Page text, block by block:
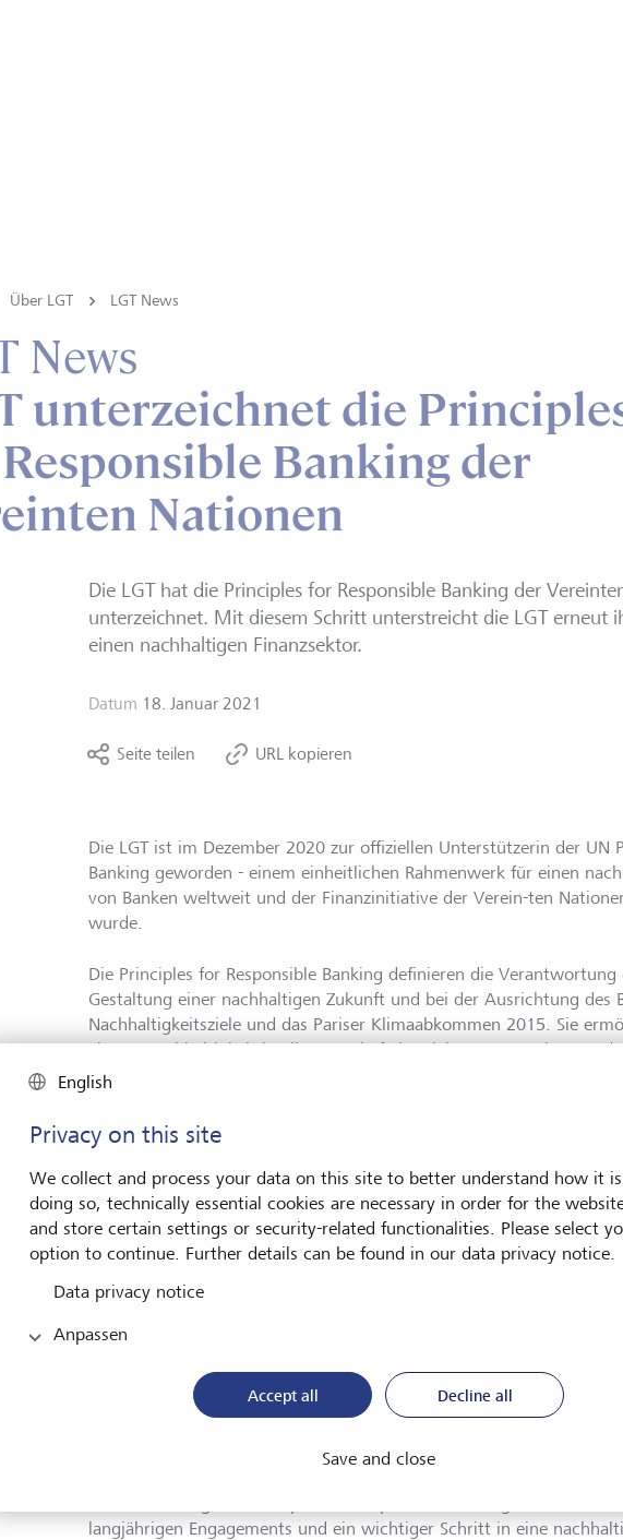
Über LGT LGT News
News
unterzeichnet die
Banking der
Nationen
Die LGT hat die Principles for Responsible Banking der
unterzeichnet. Mit diesem Schritt unterstreicht die LGT erneut
einen nachhaltigen Finanzsektor.
Datum 18. Januar 2021
Seite teilen URL kopieren
Die LGT ist im Dezember 2020 zur offiziellen Unterstützerin der UN
Banking geworden - einem einheitlichen Rahmenwerk für einen
von Banken weltweit und der Finanzinitiative der Verein-ten
wurde.
Die Principles for Responsible Banking definieren die Verantwortung
Gestaltung einer nachhaltigen Zukunft und bei der Ausrichtung des
Nachhaltigkeitsziele und das Pariser Klimaabkommen 2015. Sie
Thema Nachhaltigkeit in allen Geschäftsbereichen zu verankern und
Institut das grösste Potenzial hat, seinen Beitrag zu einer
Weltweit haben bereits über 200 Banken die Principles for
Dieses Netzwerk von Unterzeichnern erleichtert die Vereinheitlichung
Nachhaltigkeitsstandards und ermöglicht gemeinsame Projekte zur
nachhaltiger Finanzinstitutionen.
S.D. Prinz Max von und zu Liechtenstein, CEO der LGT Gruppe: "Es
Unternehmens, seine Verantwortung gegenüber Gesellschaft und
deshalb unterstützen wir auch die Bemühungen der Vereinten
Finanzsektor nachhaltiger auszurichten. Ich bin stolz darauf, dass
der Principles for Responsible Banking Teil der Lösung der grössten
Zeit sein können."
Olivier de Perregaux, CEO LGT Private Banking: "Die Principles for
sich nahtlos in unsere Strategie ein. Die LGT ist eine führende
und wir sind wiederholt für unsere nachhaltigen Investments
langjährigen Engagements und ein wichtiger Schritt in eine
English
Privacy on this site
We collect and process your data on this site to better understand how it
doing so, technically essential cookies are necessary in order for the
and store certain settings or security-related functionalities. Please select
option to continue. Further details can be found in our data privacy notice.
Data privacy notice
Anpassen
Accept all Decline all
Save and close